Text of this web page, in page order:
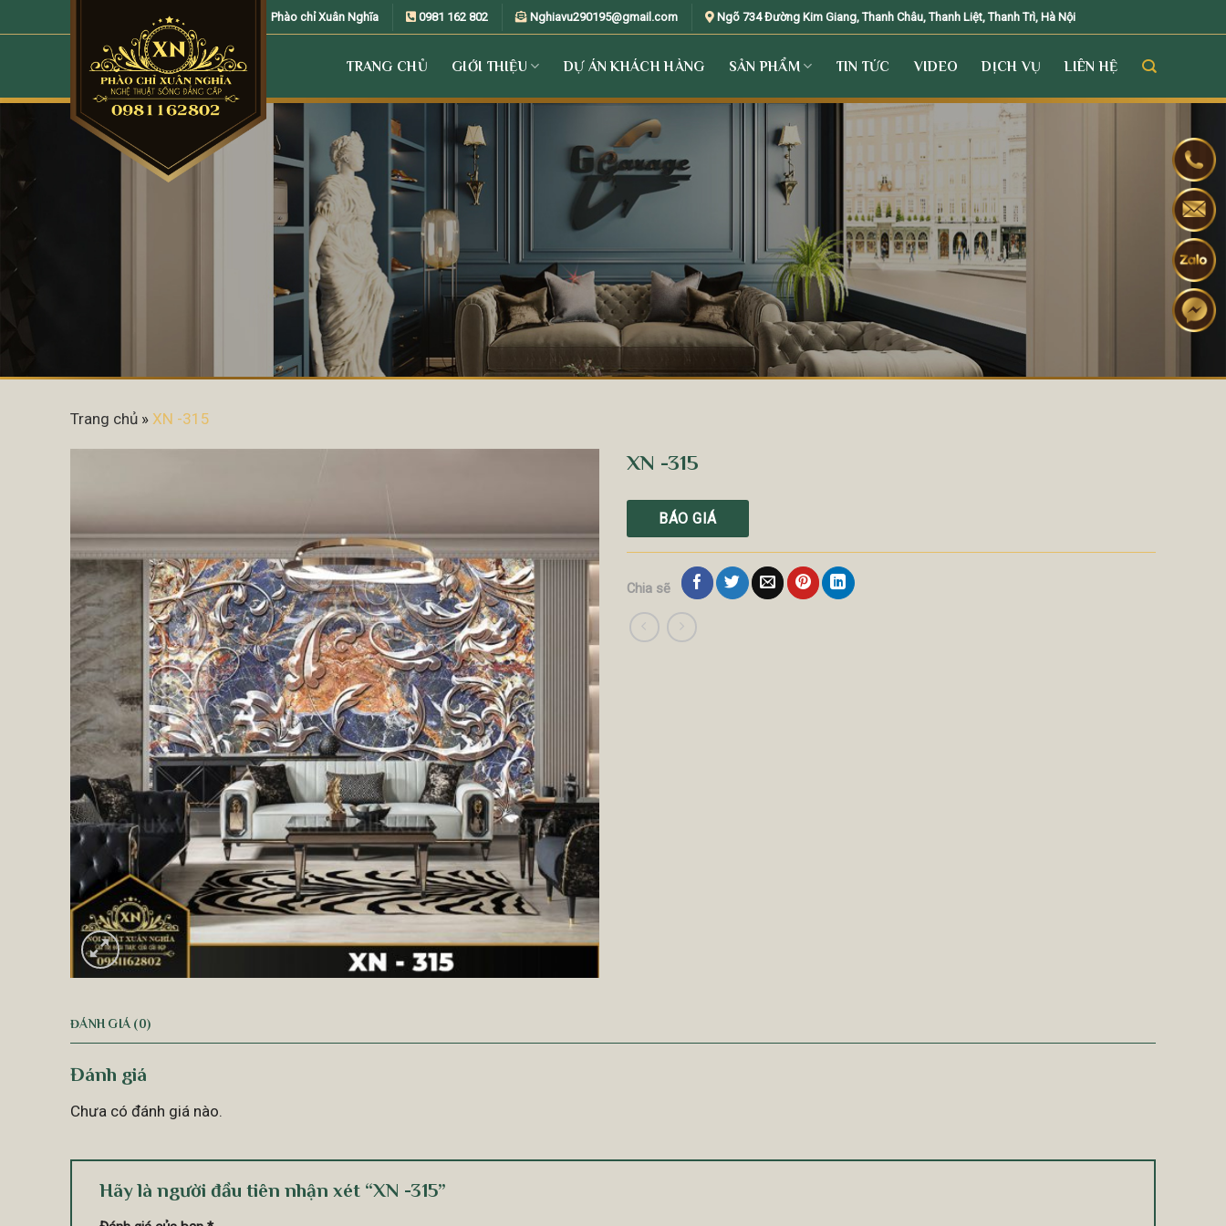
to
Phào chỉ Xuân Nghĩa 0981 162 802 Nghiavu290195@gmail.com Ngõ 734 Đường Kim Giang, Thanh Châu, Thanh Liệt, Thanh Trì, Hà Nội
TRANG CHỦ GIỚI THIỆU DỰ ÁN KHÁCH HÀNG SẢN PHẨM TIN TỨC VIDEO DỊCH VỤ LIÊN HỆ
Trang chủ » XN -315
XN -315
BÁO GIÁ
Chia sẽ
ĐÁNH GIÁ (0)
Đánh giá
Chưa có đánh giá nào.
Hãy là người đầu tiên nhận xét “XN -315”